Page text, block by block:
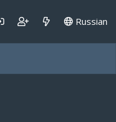
Russian